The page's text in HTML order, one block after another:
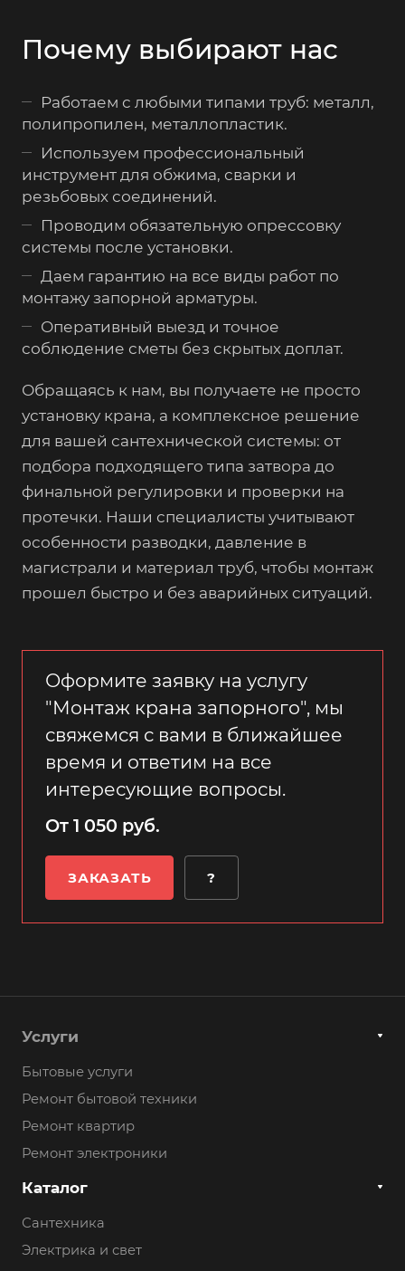
Почему выбирают нас
Работаем с любыми типами труб: металл,
полипропилен, металлопластик.
Используем профессиональный
инструмент для обжима, сварки и
резьбовых соединений.
Проводим обязательную опрессовку
системы после установки.
Даем гарантию на все виды работ по
монтажу запорной арматуры.
Оперативный выезд и точное
соблюдение сметы без скрытых доплат.
Обращаясь к нам, вы получаете не просто
установку крана, а комплексное решение
для вашей сантехнической системы: от
подбора подходящего типа затвора до
финальной регулировки и проверки на
протечки. Наши специалисты учитывают
особенности разводки, давление в
магистрали и материал труб, чтобы монтаж
прошел быстро и без аварийных ситуаций.
Оформите заявку на услугу
"Монтаж крана запорного", мы
свяжемся с вами в ближайшее
время и ответим на все
интересующие вопросы.
От 1 050 руб.
ЗАКАЗАТЬ ?
Услуги
Бытовые услуги
Ремонт бытовой техники
Ремонт квартир
Ремонт электроники
Каталог
Сантехника
Электрика и свет